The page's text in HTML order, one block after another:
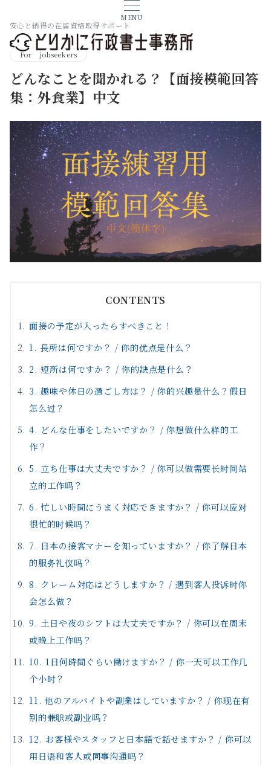
MENU
安心と納得の在留資格取得サポート
For jobseekers
どんなことを聞かれる？【面接模範回答
集：外食業】中文
CONTENTS
面接の予定が入ったらすべきこと！
1. 長所は何ですか？ / 你的优点是什么？
2. 短所は何ですか？ / 你的缺点是什么？
3. 趣味や休日の過ごし方は？ / 你的兴趣是什么？假日
怎么过？
4. どんな仕事をしたいですか？ / 你想做什么样的工
作？
5. 立ち仕事は大丈夫ですか？ / 你可以做需要长时间站
立的工作吗？
6. 忙しい時間にうまく対応できますか？ / 你可以应对
很忙的时候吗？
7. 日本の接客マナーを知っていますか？ / 你了解日本
的服务礼仪吗？
8. クレーム対応はどうしますか？ / 遇到客人投诉时你
会怎么做？
9. 土日や夜のシフトは大丈夫ですか？ / 你可以在周末
或晚上工作吗？
10. 1日何時間ぐらい働けますか？ / 你一天可以工作几
个小时？
11. 他のアルバイトや副業はしていますか？ / 你现在有
别的兼职或副业吗？
12. お客様やスタッフと日本語で話せますか？ / 你可以
用日语和客人或同事沟通吗？